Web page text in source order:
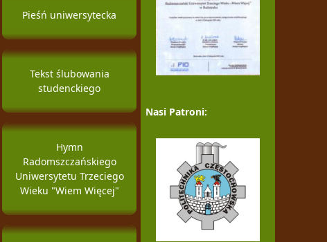
Pieśń uniwersytecka
Tekst ślubowania
studenckiego
Hymn
Radomszczańskiego
Uniwersytetu Trzeciego
Wieku "Wiem Więcej"
Nasi Patroni: